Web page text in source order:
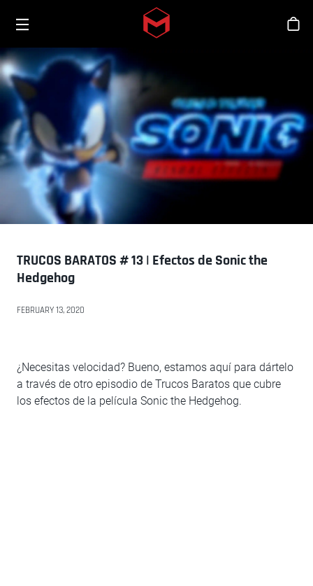
Skip to main content
TRUCOS BARATOS # 13 | Efectos de Sonic the
Hedgehog
FEBRUARY 13, 2020
¿Necesitas velocidad? Bueno, estamos aquí para dártelo
a través de otro episodio de Trucos Baratos que cubre
los efectos de la película Sonic the Hedgehog.